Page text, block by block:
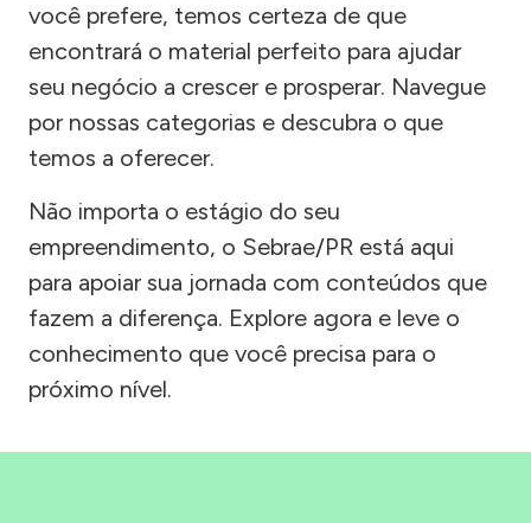
você prefere, temos certeza de que
encontrará o material perfeito para ajudar
seu negócio a crescer e prosperar. Navegue
por nossas categorias e descubra o que
temos a oferecer.
Não importa o estágio do seu
empreendimento, o Sebrae/PR está aqui
para apoiar sua jornada com conteúdos que
fazem a diferença. Explore agora e leve o
conhecimento que você precisa para o
próximo nível.